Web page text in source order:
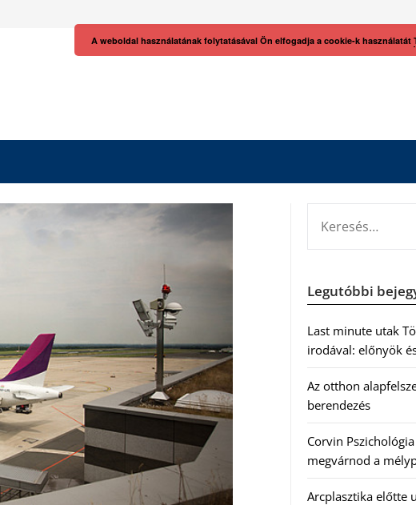
Legutóbbi
Last minute utak
irodával: előnyök
Az otthon
berendezés
Corvin
megvárnod a
Arcplasztika előtte
A weboldal használatának folytatásával Ön elfogadja a cookie-k használatát